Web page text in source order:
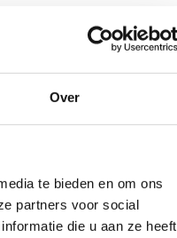
Over
te bieden en om ons
partners voor social
die u aan ze heeft